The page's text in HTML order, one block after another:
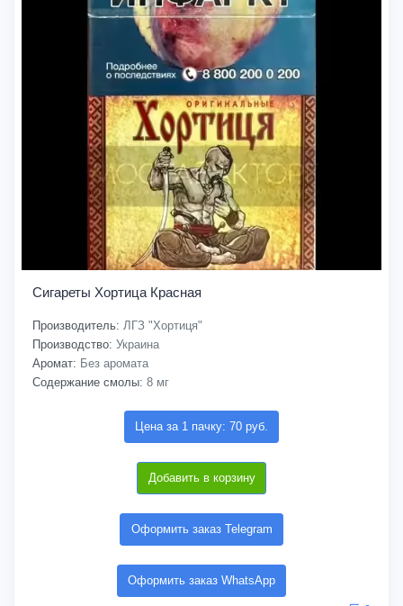
Сигареты Хортица Красная
Производитель: ЛГЗ "Хортиця"
Производство: Украина
Аромат: Без аромата
Содержание смолы: 8 мг
Цена за 1 пачку: 70 руб.
Добавить в корзину
Оформить заказ Telegram
Оформить заказ WhatsApp